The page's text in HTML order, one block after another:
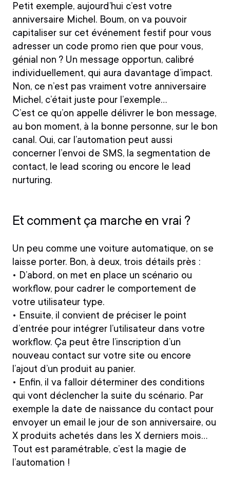
Petit exemple, aujourd’hui c’est votre
anniversaire Michel. Boum, on va pouvoir
capitaliser sur cet événement festif pour vous
adresser un code promo rien que pour vous,
génial non ? Un message opportun, calibré
individuellement, qui aura davantage d’impact.
Non, ce n’est pas vraiment votre anniversaire
Michel, c’était juste pour l’exemple…
C’est ce qu’on appelle délivrer le bon message,
au bon moment, à la bonne personne, sur le bon
canal.Oui, car l’automation peut aussi
concerner l’envoi de SMS, la segmentation de
contact, le lead scoring ou encore le lead
nurturing.
Et comment ça marche en vrai ?
Un peu comme une voiture automatique, on se
laisse porter. Bon, à deux, trois détails près :
• D’abord, on met en place un scénario ou
workflow, pour cadrer le comportement de
votre utilisateur type.
• Ensuite, il convient de préciser le point
d’entrée pour intégrer l’utilisateur dans votre
workflow. Ça peut être l’inscription d’un
nouveau contact sur votre site ou encore
l’ajout d’un produit au panier.
• Enfin, il va falloir déterminer des conditions
qui vont déclencher la suite du scénario. Par
exemple la date de naissance du contact pour
envoyer un email le jour de son anniversaire, ou
X produits achetés dans les X derniers mois…
Tout est paramétrable, c’est la magie de
l’automation !